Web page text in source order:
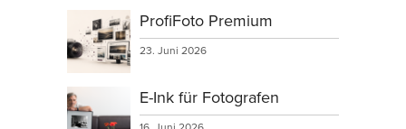
ProfiFoto Premium
23. Juni 2026
E-Ink für Fotografen